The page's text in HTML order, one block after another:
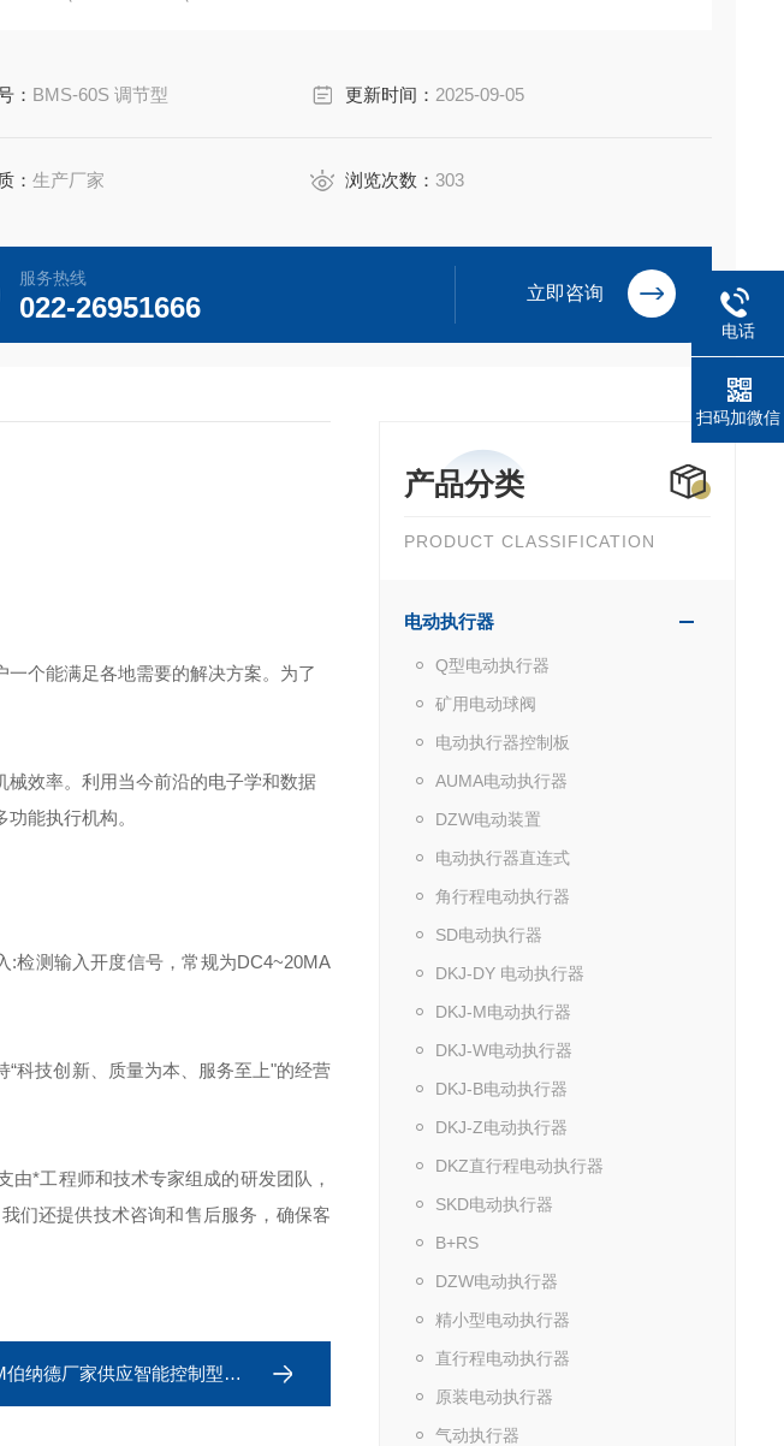
： BMS-60S 调节型 更新时间： 2025-09-05
：生产厂家 浏览次数：303
服务热线
022-26951666 立即咨询
产品分类
PRODUCT CLASSIFICATION
电动执行器
Q型电动执行器
矿用电动球阀
电动执行器控制板
AUMA电动执行器
DZW电动装置
电动执行器直连式
角行程电动执行器
SD电动执行器
DKJ-DY 电动执行器
DKJ-M电动执行器
DKJ-W电动执行器
DKJ-B电动执行器
DKJ-Z电动执行器
DKZ直行程电动执行器
SKD电动执行器
B+RS
DZW电动执行器
精小型电动执行器
直行程电动执行器
原装电动执行器
气动执行器
个能满足各地需要的解决方案。为了
械效率。利用当今前沿的电子学和数据
能执行机构。
:检测输入开度信号，常规为DC4~20MA
科技创新、质量为本、服务至上"的经营
*工程师和技术专家组成的研发团队，
们还提供技术咨询和售后服务，确保客
德厂家供应智能控制型模块 位置发送器
电话
扫码加微信